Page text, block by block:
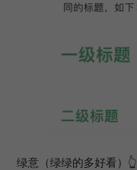
绿意（绿绿的多好看）👆